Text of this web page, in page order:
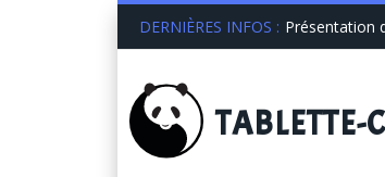
DERNIÈRES INFOS : Présentation
TABLETTE-